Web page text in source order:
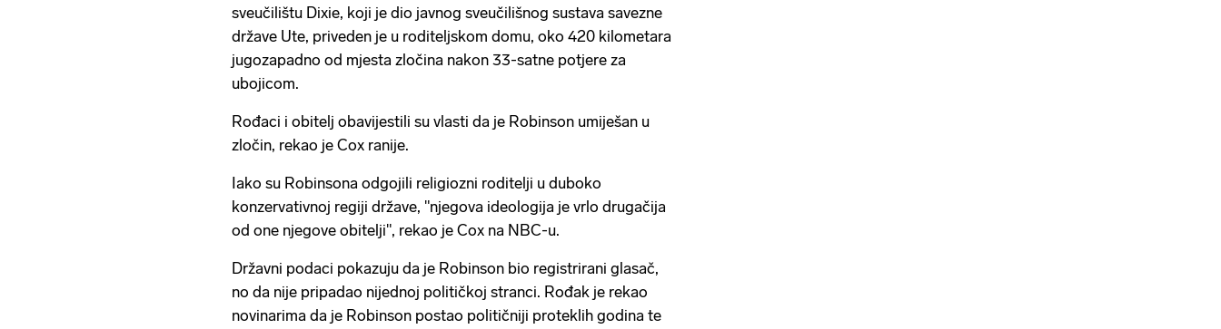
sveučilištu Dixie, koji je dio javnog sveučilišnog sustava savezne
države Ute, priveden je u roditeljskom domu, oko 420 kilometara
jugozapadno od mjesta zločina nakon 33-satne potjere za
ubojicom.
Rođaci i obitelj obavijestili su vlasti da je Robinson umiješan u
zločin, rekao je Cox ranije.
Iako su Robinsona odgojili religiozni roditelji u duboko
konzervativnoj regiji države, "njegova ideologija je vrlo drugačija
od one njegove obitelji", rekao je Cox na NBC-u.
Državni podaci pokazuju da je Robinson bio registrirani glasač,
no da nije pripadao nijednoj političkoj stranci. Rođak je rekao
novinarima da je Robinson postao političniji proteklih godina te